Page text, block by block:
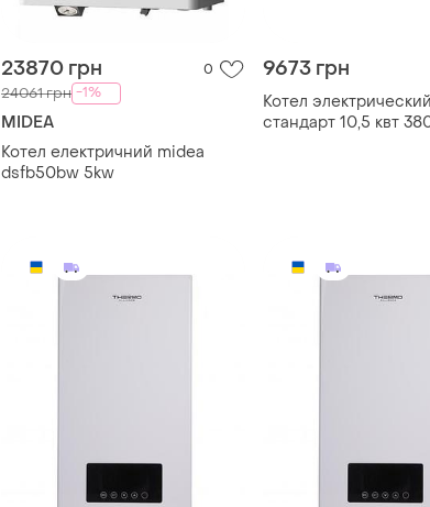
23870 грн 0
24061 грн -1%
MIDEA
Котел електричний midea
dsfb50bw 5kw
9673 грн
Котел
стандарт 10,5 квт